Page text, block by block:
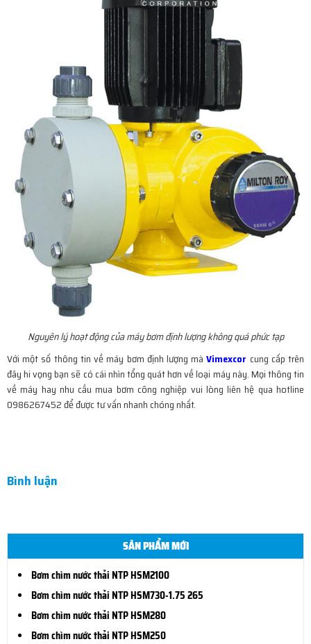
Nguyên lý hoạt động của máy bơm định lượng không quá phức tạp
Với một số thông tin về máy bơm định lượng màVimexcor cung cấp trên
đây hi vọng bạn sẽ có cái nhìn tổng quát hơn về loại máy này. Mọi thông tin
về máy hay nhu cầu mua bơm công nghiệp vui lòng liên hệ qua hotline
0986267452 để được tư vấn nhanh chóng nhất.
Bình luận
SẢN PHẨM MỚI
Bơm chìm nước thải NTP HSM2100
Bơm chìm nước thải NTP HSM730-1.75 265
Bơm chìm nước thải NTP HSM280
Bơm chìm nước thải NTP HSM250